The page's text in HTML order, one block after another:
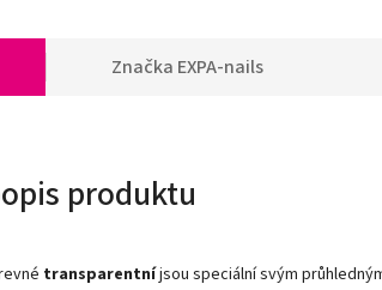
Značka EXPA-nails
produktu
transparentníjsou speciální svým